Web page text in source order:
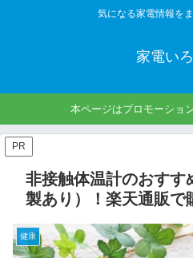
気になる家電情報を
家電い
本ページはプロモーショ
PR
非接触体温計のおすす
製あり）！楽天通販で
健康